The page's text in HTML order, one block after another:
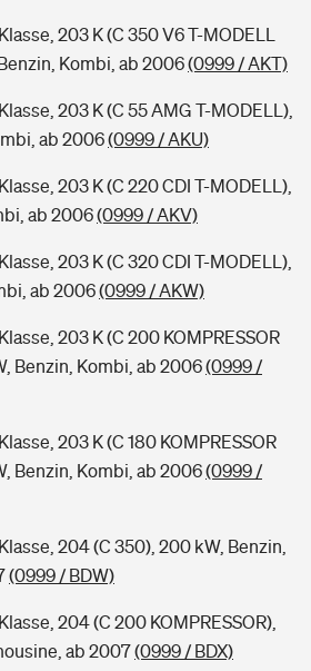
203 K (C 350 V6 T-MODELL
Kombi, ab 2006(0999 / AKT)
203 K (C 55 AMG T-MODELL),
ab 2006(0999 / AKU)
203 K (C 220 CDI T-MODELL),
ab 2006(0999 / AKV)
203 K (C 320 CDI T-MODELL),
ab 2006(0999 / AKW)
203 K (C 200 KOMPRESSOR
Benzin, Kombi, ab 2006(0999 /
203 K (C 180 KOMPRESSOR
Benzin, Kombi, ab 2006(0999 /
204 (C 350), 200 kW, Benzin,
(0999 / BDW)
204 (C 200 KOMPRESSOR),
ab 2007(0999 / BDX)